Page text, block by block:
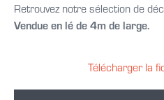
Retrouvez notre sélection de
Vendue en lé de 4m de large.
Télécharger la